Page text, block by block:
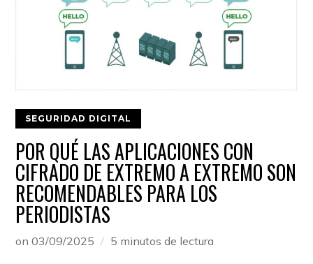
SEGURIDAD DIGITAL
POR QUÉ LAS APLICACIONES CON
CIFRADO DE EXTREMO A EXTREMO SON
RECOMENDABLES PARA LOS
PERIODISTAS
on03/09/2025 5 minutos de lectura